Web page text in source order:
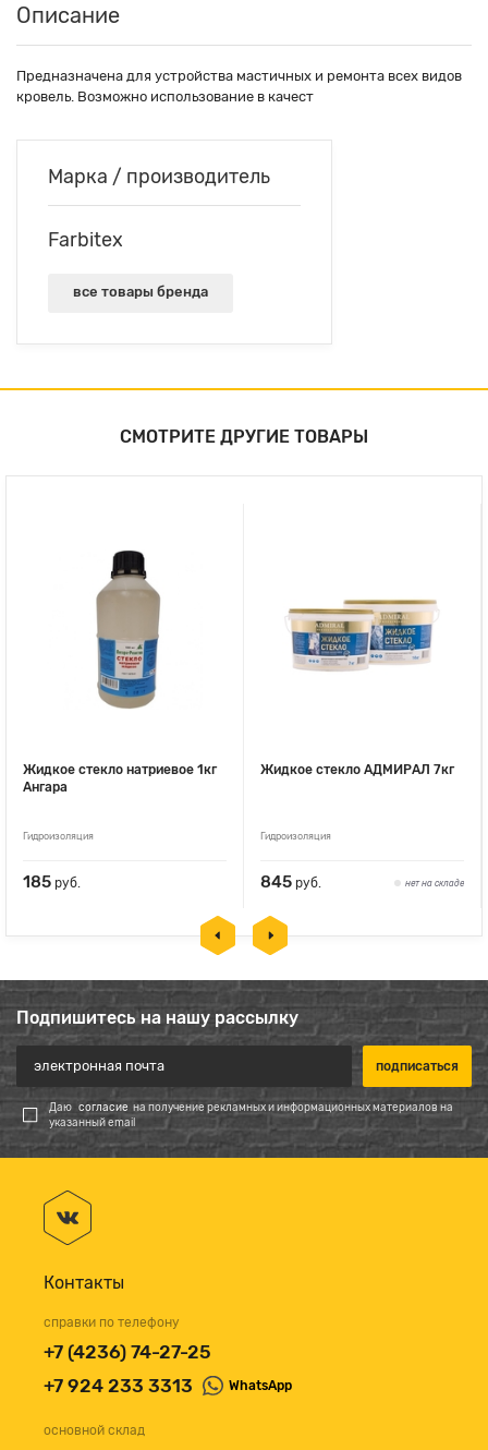
Описание
Предназначена для устройства мастичных и ремонта всех видов
кровель. Возможно использование в качест
Марка / производитель
Farbitex
все товары бренда
СМОТРИТЕ ДРУГИЕ ТОВАРЫ
Жидкое стекло натриевое 1кг
Ангара
Гидроизоляция
185 руб.
Жидкое стекло АДМИРАЛ 7кг
Гидроизоляция
845 руб. нет на складе
Подпишитесь на нашу рассылку
Даю согласие на получение рекламных и информационных материалов на
указанный email
Контакты
справки по телефону
+7 (4236) 74-27-25
+7 924 233 3313
WhatsApp
основной склад